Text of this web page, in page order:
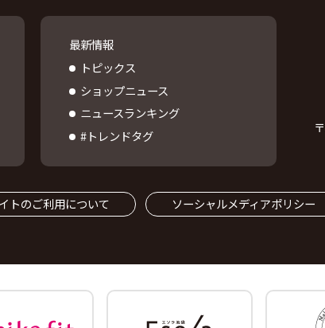
最新情報
トピックス
ショップニュース
ニュースランキング
#トレンドタグ
〒
トのご利用について ソーシャルメディアポリシー